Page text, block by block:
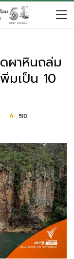
ผาหินถล่ม
มเป็น 10
510